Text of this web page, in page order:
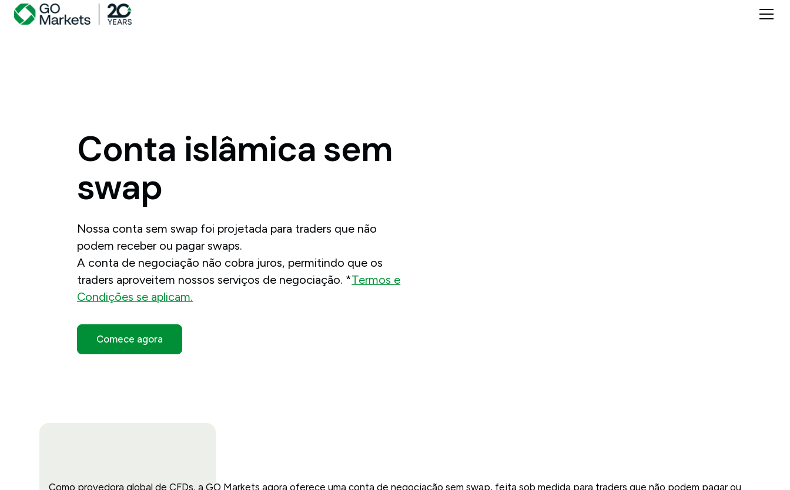
Conta islâmica sem
swap
Nossa conta sem swap foi projetada para traders que não
podem receber ou pagar swaps.
A conta de negociação não cobra juros, permitindo que os
traders aproveitem nossos serviços de negociação. *Termos e
Condições se aplicam.
Comece agora
Como provedora global de CFDs, a GO Markets agora oferece uma conta de negociação sem swap, feita sob medida para traders que não podem pagar ou